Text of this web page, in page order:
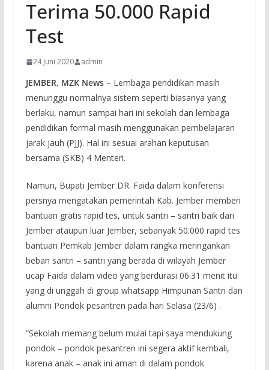
Terima 50.000 Rapid
Test
24 Juni 2020 admin
JEMBER, MZK News– Lembaga pendidikan masih
menunggu normalnya sistem seperti biasanya yang
berlaku, namun sampai hari ini sekolah dan lembaga
pendidikan formal masih menggunakan pembelajaran
jarak jauh (PJJ). Hal ini sesuai arahan keputusan
bersama (SKB) 4 Menteri.
Namun, Bupati Jember DR. Faida dalam konferensi
persnya mengatakan pemerintah Kab. Jember memberi
bantuan gratis rapid tes, untuk santri – santri baik dari
Jember ataupun luar Jember, sebanyak 50.000 rapid tes
bantuan Pemkab Jember dalam rangka meringankan
beban santri – santri yang berada di wilayah Jember
ucap Faida dalam video yang berdurasi 06.31 menit itu
yang di unggah di group whatsapp Himpunan Santri dan
alumni Pondok pesantren pada hari Selasa (23/6) .
“Sekolah memang belum mulai tapi saya mendukung
pondok – pondok pesantren ini segera aktif kembali,
karena anak – anak ini aman di dalam pondok